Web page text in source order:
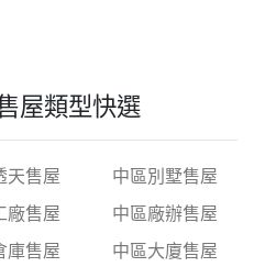
屋類型快選
天售屋
中區別墅售屋
廠售屋
中區廠辦售屋
庫售屋
中區大廈售屋